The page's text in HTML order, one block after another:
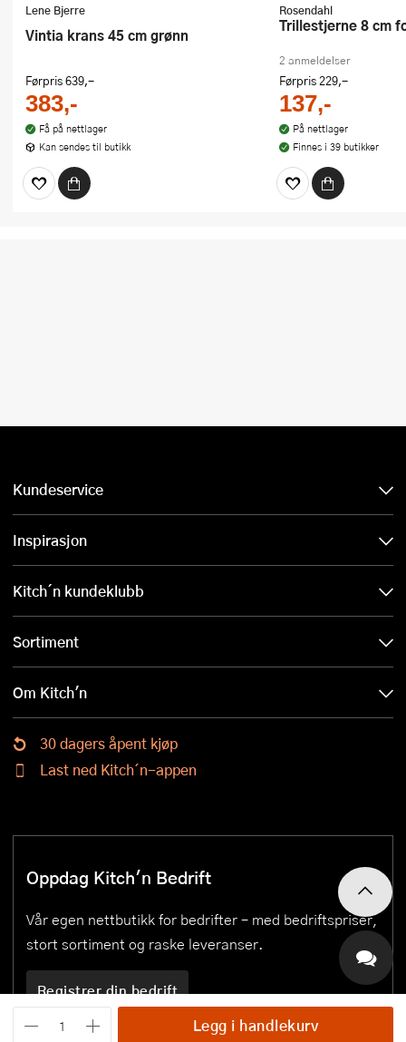
Legg i handlekurv
Lene Bjerre
Vintia krans 45 cm grønn
Førpris639,-
383,-
Få på nettlager
Kan sendes til butikk
Rosendahl
Trillestjerne 8 cm
2 anmeldelser
Førpris229,-
137,-
På nettlager
Finnes i 39 butikker
Kundeservice
Inspirasjon
Kitch´n kundeklubb
Sortiment
Om Kitch'n
30 dagers åpent kjøp
Last ned Kitch´n-appen
Oppdag Kitch'n Bedrift
Vår egen nettbutikk for bedrifter – med bedriftspriser,
stort sortiment og raske leveranser.
Registrer din bedrift